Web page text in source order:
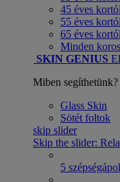
45 éves kortól
55 éves kortól
65 éves kortól
Minden
SKIN GENIUS
Miben segíthetünk?
Glass Skin
Sötét foltok
skip slider
Skip the slider:
5